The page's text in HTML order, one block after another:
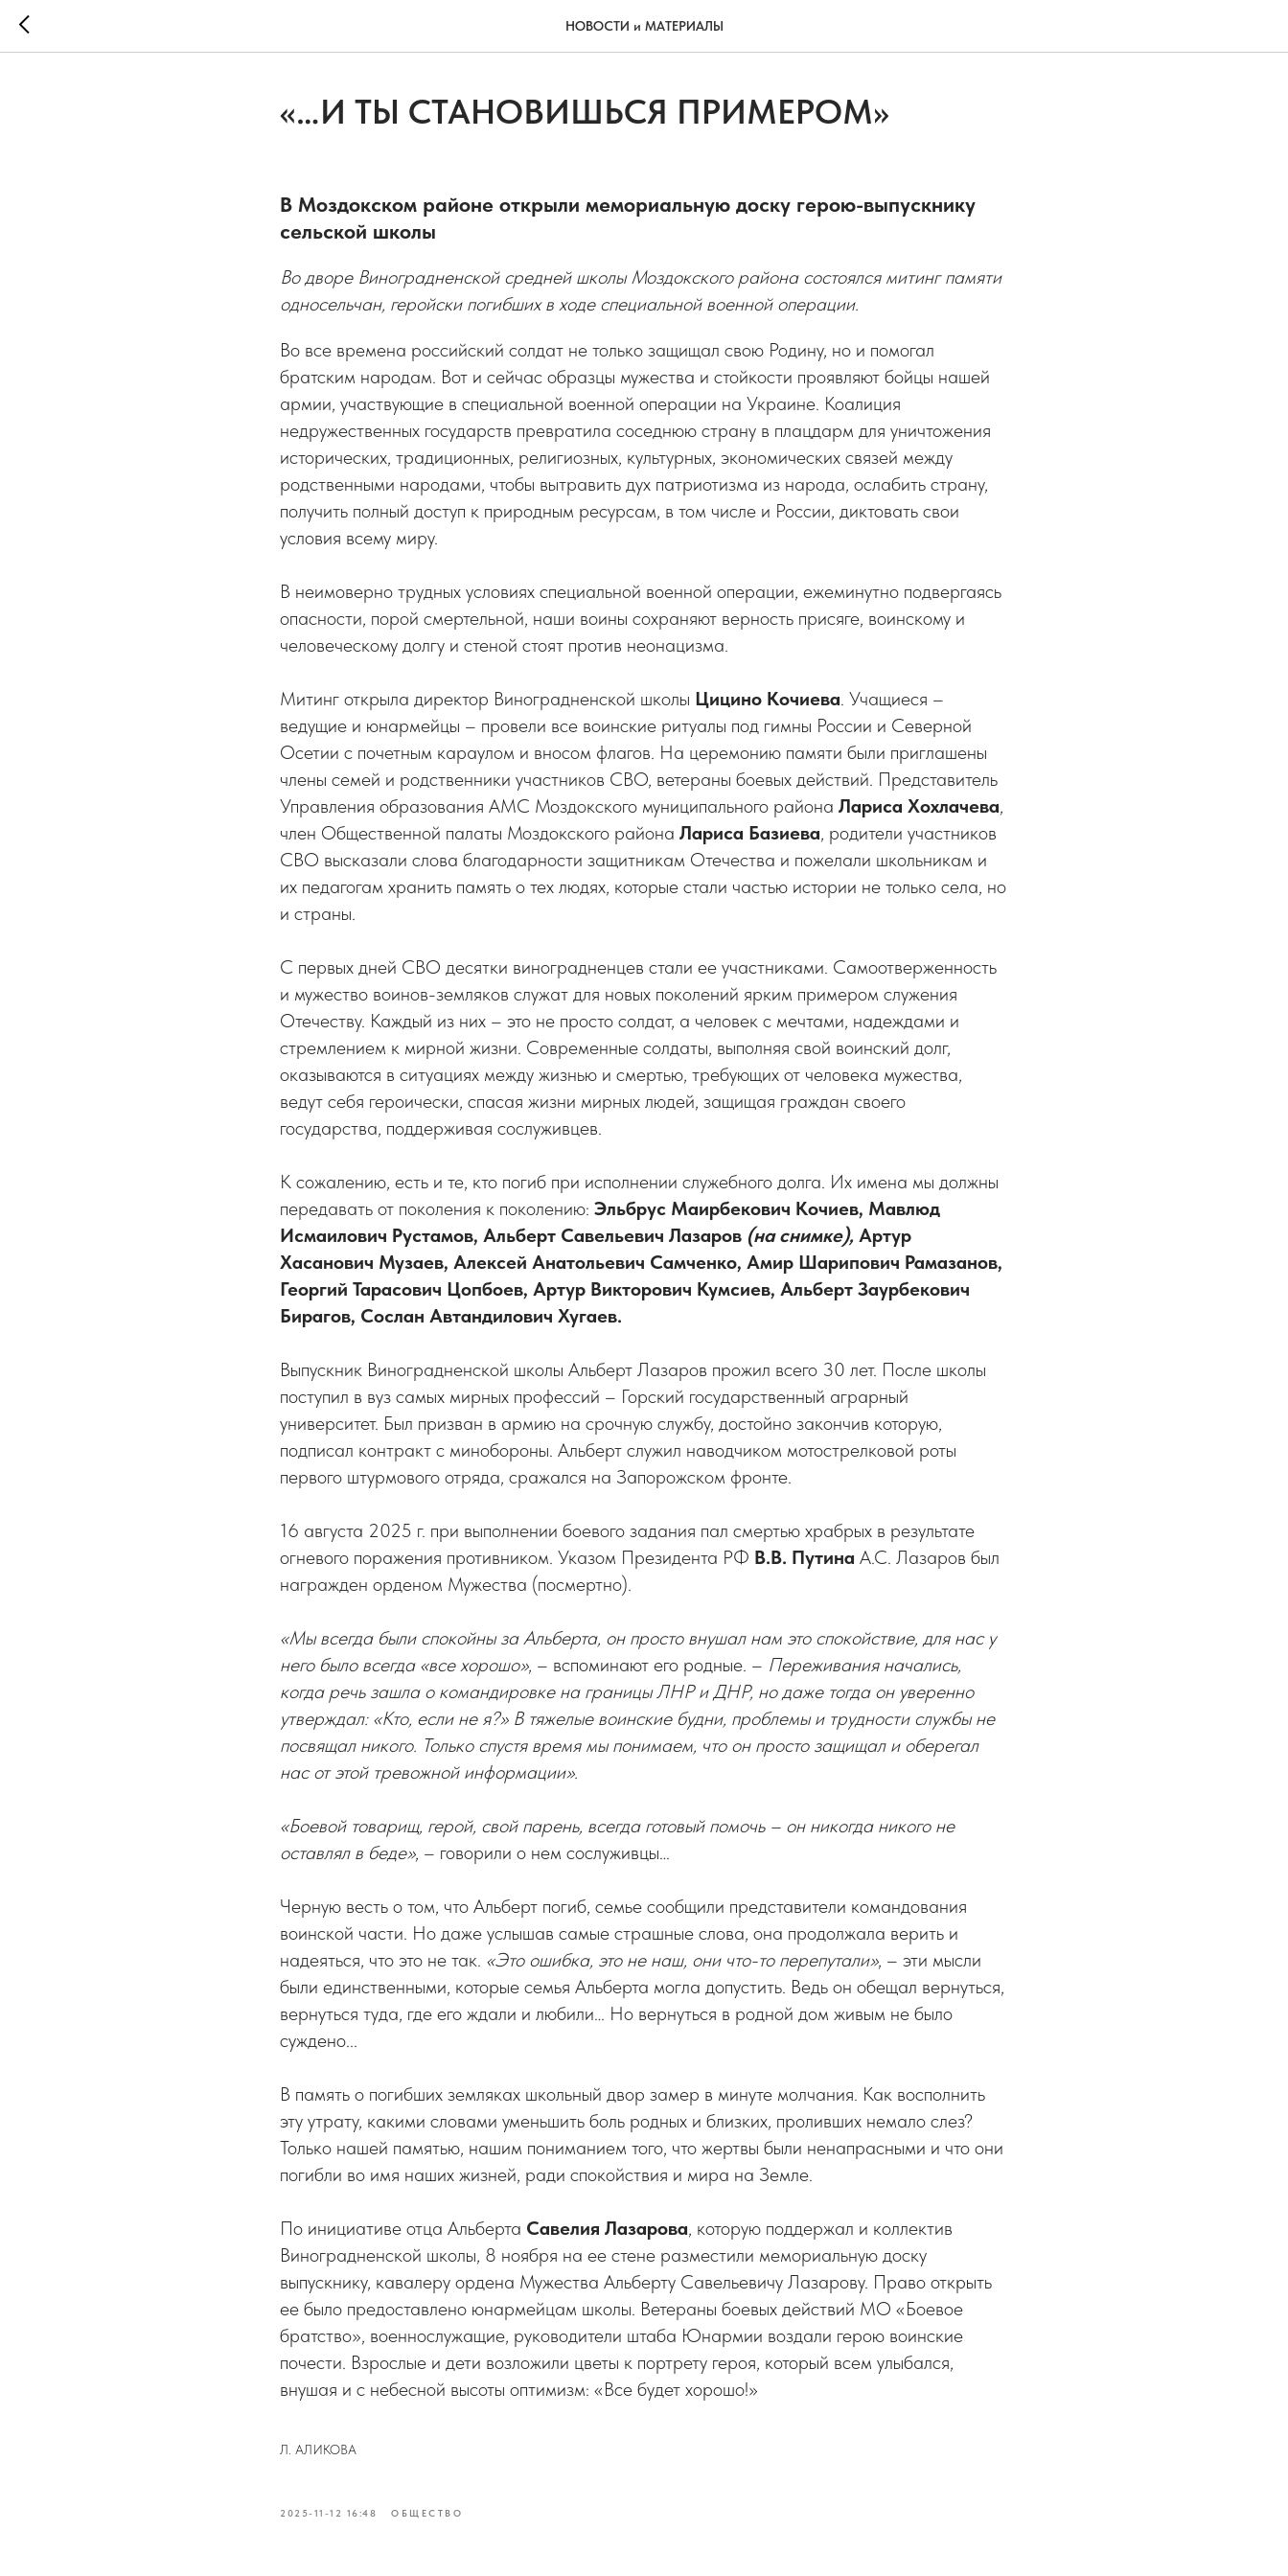
НОВОСТИ и МАТЕРИАЛЫ
«…И ТЫ СТАНОВИШЬСЯ ПРИМЕРОМ»
В Моздокском районе открыли мемориальную доску герою-выпускнику
сельской школы
Во дворе Виноградненской средней школы Моздокского района состоялся митинг памяти
односельчан, геройски погибших в ходе специальной военной операции.
Во все времена российский солдат не только защищал свою Родину, но и помогал
братским народам. Вот и сейчас образцы мужества и стойкости проявляют бойцы нашей
армии, участвующие в специальной военной операции на Украине. Коалиция
недружественных государств превратила соседнюю страну в плацдарм для уничтожения
исторических, традиционных, религиозных, культурных, экономических связей между
родственными народами, чтобы вытравить дух патриотизма из народа, ослабить страну,
получить полный доступ к природным ресурсам, в том числе и России, диктовать свои
условия всему миру.
В неимоверно трудных условиях специальной военной операции, ежеминутно подвергаясь
опасности, порой смертельной, наши воины сохраняют верность присяге, воинскому и
человеческому долгу и стеной стоят против неонацизма.
Митинг открыла директор Виноградненской школы Цицино Кочиева. Учащиеся –
ведущие и юнармейцы – провели все воинские ритуалы под гимны России и Северной
Осетии с почетным караулом и вносом флагов. На церемонию памяти были приглашены
члены семей и родственники участников СВО, ветераны боевых действий. Представитель
Управления образования АМС Моздокского муниципального района Лариса Хохлачева,
член Общественной палаты Моздокского района Лариса Базиева, родители участников
СВО высказали слова благодарности защитникам Отечества и пожелали школьникам и
их педагогам хранить память о тех людях, которые стали частью истории не только села, но
и страны.
С первых дней СВО десятки виноградненцев стали ее участниками. Самоотверженность
и мужество воинов-земляков служат для новых поколений ярким примером служения
Отечеству. Каждый из них – это не просто солдат, а человек с мечтами, надеждами и
стремлением к мирной жизни. Современные солдаты, выполняя свой воинский долг,
оказываются в ситуациях между жизнью и смертью, требующих от человека мужества,
ведут себя героически, спасая жизни мирных людей, защищая граждан своего
государства, поддерживая сослуживцев.
К сожалению, есть и те, кто погиб при исполнении служебного долга. Их имена мы должны
передавать от поколения к поколению: Эльбрус Маирбекович Кочиев, Мавлюд
Исмаилович Рустамов, Альберт Савельевич Лазаров (на снимке), Артур
Хасанович Музаев, Алексей Анатольевич Самченко, Амир Шарипович Рамазанов,
Георгий Тарасович Цопбоев, Артур Викторович Кумсиев, Альберт Заурбекович
Бирагов, Сослан Автандилович Хугаев.
Выпускник Виноградненской школы Альберт Лазаров прожил всего 30 лет. После школы
поступил в вуз самых мирных профессий – Горский государственный аграрный
университет. Был призван в армию на срочную службу, достойно закончив которую,
подписал контракт с минобороны. Альберт служил наводчиком мотострелковой роты
первого штурмового отряда, сражался на Запорожском фронте.
16 августа 2025 г. при выполнении боевого задания пал смертью храбрых в результате
огневого поражения противником. Указом Президента РФ В.В. Путина А.С. Лазаров был
награжден орденом Мужества (посмертно).
«Мы всегда были спокойны за Альберта, он просто внушал нам это спокойствие, для нас у
него было всегда «все хорошо», – вспоминают его родные. – Переживания начались,
когда речь зашла о командировке на границы ЛНР и ДНР, но даже тогда он уверенно
утверждал: «Кто, если не я?» В тяжелые воинские будни, проблемы и трудности службы не
посвящал никого. Только спустя время мы понимаем, что он просто защищал и оберегал
нас от этой тревожной информации».
«Боевой товарищ, герой, свой парень, всегда готовый помочь – он никогда никого не
оставлял в беде», – говорили о нем сослуживцы…
Черную весть о том, что Альберт погиб, семье сообщили представители командования
воинской части. Но даже услышав самые страшные слова, она продолжала верить и
надеяться, что это не так. «Это ошибка, это не наш, они что-то перепутали», – эти мысли
были единственными, которые семья Альберта могла допустить. Ведь он обещал вернуться,
вернуться туда, где его ждали и любили… Но вернуться в родной дом живым не было
суждено...
В память о погибших земляках школьный двор замер в минуте молчания. Как восполнить
эту утрату, какими словами уменьшить боль родных и близких, проливших немало слез?
Только нашей памятью, нашим пониманием того, что жертвы были ненапрасными и что они
погибли во имя наших жизней, ради спокойствия и мира на Земле.
По инициативе отца Альберта Савелия Лазарова, которую поддержал и коллектив
Виноградненской школы, 8 ноября на ее стене разместили мемориальную доску
выпускнику, кавалеру ордена Мужества Альберту Савельевичу Лазарову. Право открыть
ее было предоставлено юнармейцам школы. Ветераны боевых действий МО «Боевое
братство», военнослужащие, руководители штаба Юнармии воздали герою воинские
почести. Взрослые и дети возложили цветы к портрету героя, который всем улыбался,
внушая и с небесной высоты оптимизм: «Все будет хорошо!»
Л. АЛИКОВА
2025-11-12 16:48 ОБЩЕСТВО